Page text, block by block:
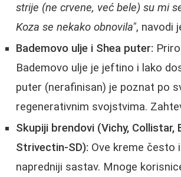
strije (ne crvene, već bele) su mi
Koza se nekako obnovila", navodi
Bademovo ulje i Shea puter:
Bademovo ulje je jeftino i lako
puter (nerafinisan) je poznat po
regenerativnim svojstvima.
Skupiji brendovi (Vichy, Collistar,
Strivectin-SD): Ove kreme često
napredniji sastav. Mnoge